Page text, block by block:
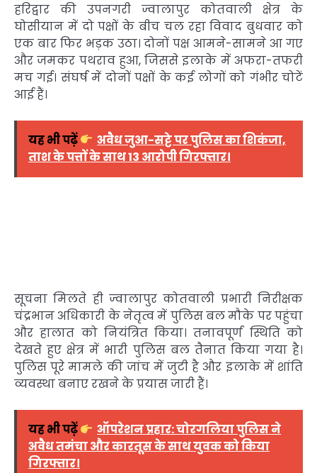
हरिद्वार की उपनगरी ज्वालापुर कोतवाली क्षेत्र के
घोसीयान में दो पक्षों के बीच चल रहा विवाद बुधवार को
एक बार फिर भड़क उठा। दोनों पक्ष आमने-सामने आ गए
और जमकर पथराव हुआ, जिससे इलाके में अफरा-तफरी
मच गई। संघर्ष में दोनों पक्षों के कई लोगों को गंभीर चोटें
आई हैं।
यह भी पढ़ें
अवैध जुआ-सट्टे पर पुलिस का शिकंजा,
ताश के पत्तों के साथ 13 आरोपी गिरफ्तार।
सूचना मिलते ही ज्वालापुर कोतवाली प्रभारी निरीक्षक
चंद्रभान अधिकारी के नेतृत्व में पुलिस बल मौके पर पहुंचा
और हालात को नियंत्रित किया। तनावपूर्ण स्थिति को
देखते हुए क्षेत्र में भारी पुलिस बल तैनात किया गया है।
पुलिस पूरे मामले की जांच में जुटी है और इलाके में शांति
व्यवस्था बनाए रखने के प्रयास जारी हैं।
यह भी पढ़ें
ऑपरेशन प्रहार: चोरगलिया पुलिस ने
अवैध तमंचा और कारतूस के साथ युवक को किया
गिरफ्तार।